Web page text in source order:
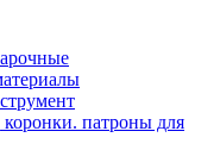
патроны для